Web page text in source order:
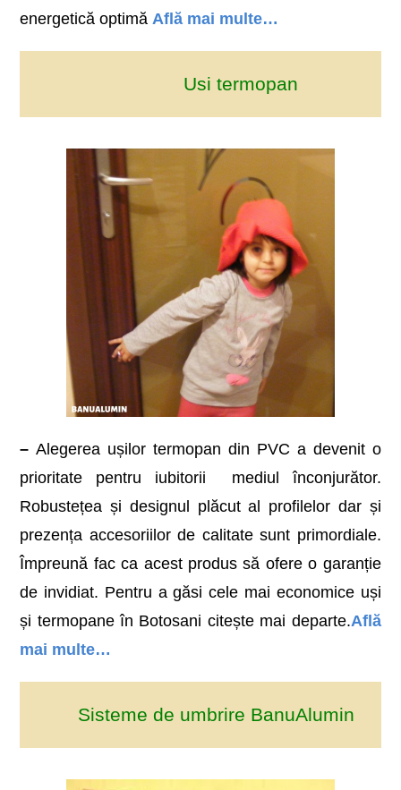
energetică optimăAflă mai multe…
Usi termopan
–Alegerea ușilor termopan din PVC a devenit o
prioritate pentru iubitorii mediul înconjurător.
Robustețea și designul plăcut al profilelor dar și
prezența accesoriilor de calitate sunt primordiale.
Împreună fac ca acest produs să ofere o garanție
de invidiat. Pentru a găsi cele mai economice uși
și termopane în Botosani citește mai departe.Află
mai multe…
Sisteme de umbrire BanuAlumin